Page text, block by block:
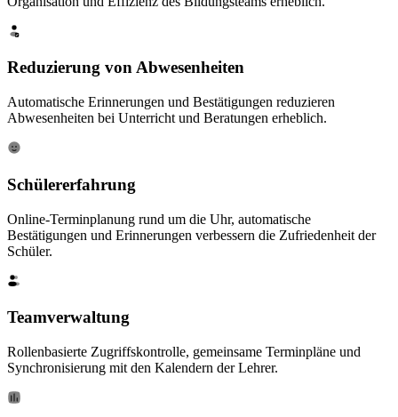
Reduzierung von Abwesenheiten
Automatische Erinnerungen und Bestätigungen reduzieren
Abwesenheiten bei Unterricht und Beratungen erheblich.
Schülererfahrung
Online-Terminplanung rund um die Uhr, automatische
Bestätigungen und Erinnerungen verbessern die Zufriedenheit der
Schüler.
Teamverwaltung
Rollenbasierte Zugriffskontrolle, gemeinsame Terminpläne und
Synchronisierung mit den Kalendern der Lehrer.